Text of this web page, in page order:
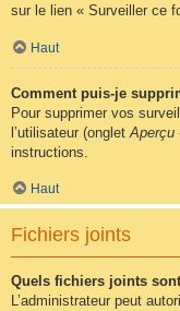
sur le lien « Surveiller ce
Haut
Comment puis-je
Pour supprimer vos
l’utilisateur (onglet Aperçu
instructions.
Haut
Fichiers joints
Quels fichiers joints
L’administrateur peut